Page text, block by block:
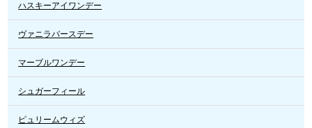
ハスキーアイワンデー
ヴァニラバースデー
マーブルワンデー
シュガーフィール
ピュリームウィズ